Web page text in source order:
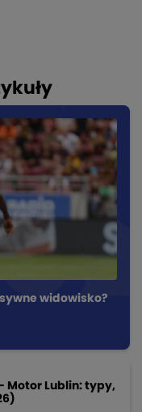
widowisko?
Motor Lublin: typy,